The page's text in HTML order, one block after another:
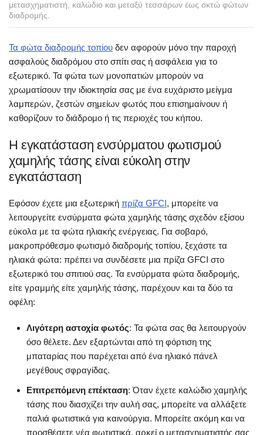
μετασχηματιστή, καλώδιο και μεταξύ τεσσάρων έως οκτώ φώτων
διαδρομής.
Τα φώτα διαδρομής τοπίου δεν αφορούν μόνο την παροχή
ασφαλούς διαδρόμου στο σπίτι σας ή ασφάλεια για το
εξωτερικό. Τα φώτα των μονοπατιών μπορούν να
χρωματίσουν την ιδιοκτησία σας με ένα ευχάριστο μείγμα
λαμπερών, ζεστών σημείων φωτός που επισημαίνουν ή
καθορίζουν το διάδρομο ή τις περιοχές του κήπου.
Η εγκατάσταση ενσύρματου φωτισμού
χαμηλής τάσης είναι εύκολη στην
εγκατάσταση
Εφόσον έχετε μια εξωτερική πρίζα GFCI, μπορείτε να
λειτουργείτε ενσύρματα φώτα χαμηλής τάσης σχεδόν εξίσου
εύκολα με τα φώτα ηλιακής ενέργειας. Για σοβαρό,
μακροπρόθεσμο φωτισμό διαδρομής τοπίου, ξεχάστε τα
ηλιακά φώτα: πρέπει να συνδέσετε μια πρίζα GFCI στο
εξωτερικό του σπιτιού σας. Τα ενσύρματα φώτα διαδρομής,
είτε γραμμής είτε χαμηλής τάσης, παρέχουν και τα δύο τα
οφέλη:
Λιγότερη αστοχία φωτός: Τα φώτα σας θα λειτουργούν
όσο θέλετε. Δεν εξαρτώνται από τη φόρτιση της
μπαταρίας που παρέχεται από ένα ηλιακό πάνελ
μεγέθους σφραγίδας.
Επιτρεπόμενη επέκταση: Όταν έχετε καλώδιο χαμηλής
τάσης που διασχίζει την αυλή σας, μπορείτε να αλλάξετε
παλιά φωτιστικά για καινούργια. Μπορείτε ακόμη και να
προσθέσετε νέα φωτιστικά, αρκεί ο μετασχηματιστής σας